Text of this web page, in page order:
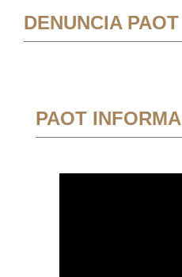
DENUNCIA PAOT
PAOT INFORMA